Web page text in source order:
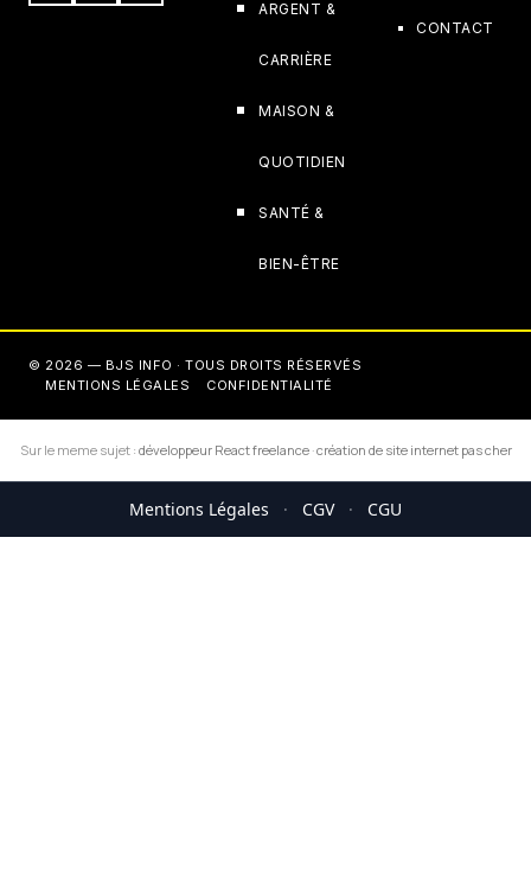
ARGENT &
CARRIÈRE
MAISON &
QUOTIDIEN
SANTÉ &
BIEN-ÊTRE
CONTACT
© 2026 — BJS INFO · TOUS DROITS RÉSERVÉS
MENTIONS LÉGALES
CONFIDENTIALITÉ
Sur le meme sujet : développeur React freelance·création de site internet pas cher
Mentions Légales · CGV · CGU